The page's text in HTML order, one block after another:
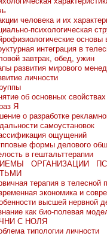
человека и их
психологическая
основы
интеграция в
завтрак, обед, ужин
развития мирового
личности
об основных
Я
о разработке
самоустановок
ощущений
формы делового
в гештальттерапии
ОРГАНИЗАЦИИ
терапия в телесной
экономика и
высшей нервной
как био-полевая
С НОЛЯ
типологии личности